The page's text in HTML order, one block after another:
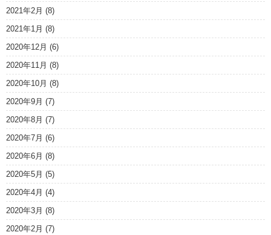
2021年2月 (8)
2021年1月 (8)
2020年12月 (6)
2020年11月 (8)
2020年10月 (8)
2020年9月 (7)
2020年8月 (7)
2020年7月 (6)
2020年6月 (8)
2020年5月 (5)
2020年4月 (4)
2020年3月 (8)
2020年2月 (7)